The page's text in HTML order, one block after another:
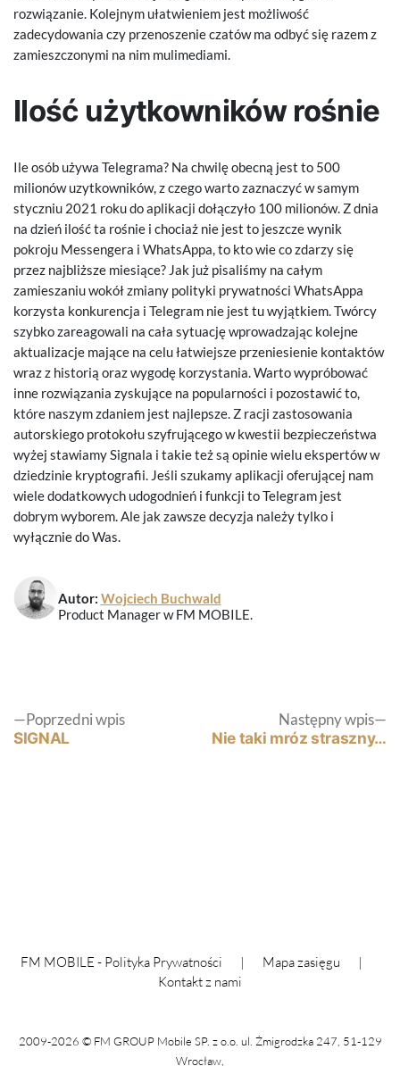
rozwiązanie. Kolejnym ułatwieniem jest możliwość
zadecydowania czy przenoszenie czatów ma odbyć się razem z
zamieszczonymi na nim mulimediami.
Ilość użytkowników rośnie
Ile osób używa Telegrama? Na chwilę obecną jest to 500
milionów uzytkowników, z czego warto zaznaczyć w samym
styczniu 2021 roku do aplikacji dołączyło 100 milionów. Z dnia
na dzień ilość ta rośnie i chociaż nie jest to jeszcze wynik
pokroju Messengera i WhatsAppa, to kto wie co zdarzy się
przez najbliższe miesiące? Jak już pisaliśmy na całym
zamieszaniu wokół zmiany polityki prywatności WhatsAppa
korzysta konkurencja i Telegram nie jest tu wyjątkiem. Twórcy
szybko zareagowali na cała sytuację wprowadzając kolejne
aktualizacje mające na celu łatwiejsze przeniesienie kontaktów
wraz z historią oraz wygodę korzystania. Warto wypróbować
inne rozwiązania zyskujące na popularności i pozostawić to,
które naszym zdaniem jest najlepsze. Z racji zastosowania
autorskiego protokołu szyfrującego w kwestii bezpieczeństwa
wyżej stawiamy Signala i takie też są opinie wielu ekspertów w
dziedzinie kryptografii. Jeśli szukamy aplikacji oferującej nam
wiele dodatkowych udogodnień i funkcji to Telegram jest
dobrym wyborem. Ale jak zawsze decyzja należy tylko i
wyłącznie do Was.
Autor: Wojciech Buchwald
Product Manager w FM MOBILE.
Nawigacja
Poprzedni wpisPoprzedni
SIGNAL
Następny wpis
Nie taki mróz straszny…
FM MOBILE - Polityka Prywatności | Mapa zasięgu
|
Kontakt z nami
2009-2026 © FM GROUP Mobile SP. z o.o. ul. Żmigrodzka 247, 51-129
Wrocław,